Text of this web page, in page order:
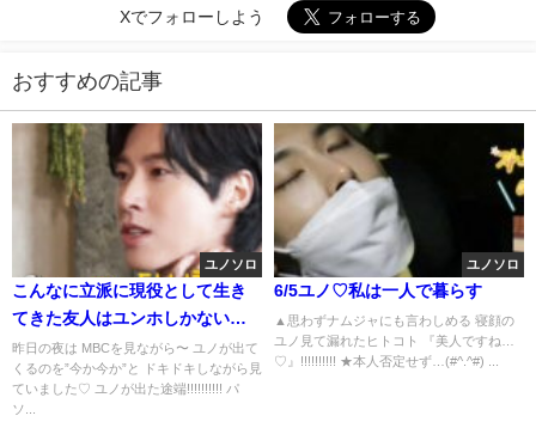
Xでフォローしよう
おすすめの記事
ユノソロ
こんなに立派に現役として生き
てきた友人はユンホしかないと
思う
昨日の夜は MBCを見ながら〜 ユノが出て
くるのを”今か今か”と ドキドキしながら見
ていました♡ ユノが出た途端!!!!!!!!!! パ
ソ...
ユノソロ
6/5ユノ♡私は一人で暮らす
▲思わずナムジャにも言わしめる 寝顔の
ユノ見て漏れたヒトコト 『美人ですね…
♡』!!!!!!!!!! ★本人否定せず…(#^.^#) ...